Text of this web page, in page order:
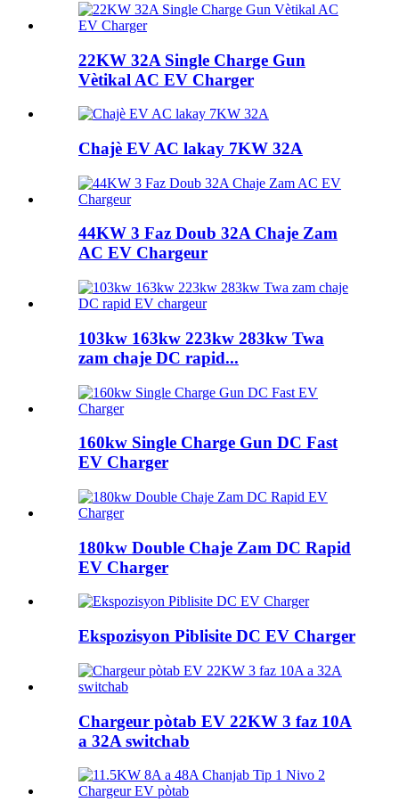
22KW 32A Single Charge Gun
Vètikal AC EV Charger
Chajè EV AC lakay 7KW 32A
44KW 3 Faz Doub 32A Chaje Zam
AC EV Chargeur
103kw 163kw 223kw 283kw Twa
zam chaje DC rapid...
160kw Single Charge Gun DC Fast
EV Charger
180kw Double Chaje Zam DC Rapid
EV Charger
Ekspozisyon Piblisite DC EV Charger
Chargeur pòtab EV 22KW 3 faz 10A
a 32A switchab